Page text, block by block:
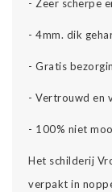
- Zeer scherpe
- 4mm. dik
- Gratis
-Vertrouwd en
- 100% niet
Het schilderij
verpakt in